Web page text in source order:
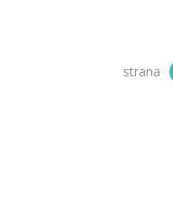
strana